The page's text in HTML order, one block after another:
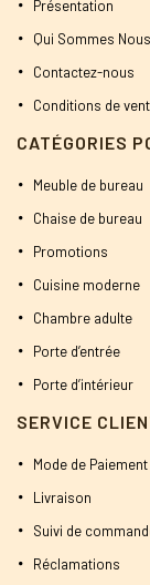
Présentation
Qui Sommes Nous
Contactez-nous
Conditions de
CATÉGORIES
Meuble de bureau
Chaise de bureau
Promotions
Cuisine moderne
Chambre adulte
Porte d’entrée
Porte d’intérieur
SERVICE
Mode de Paiement
Livraison
Suivi de
Réclamations